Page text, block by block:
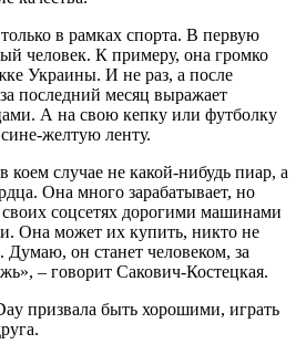
в рамках спорта. В первую
человек. К примеру, она громко
Украины. И не раз, а после
последний месяц выражает
А на свою кепку или футболку
желтую ленту.
коем случае не какой-нибудь пиар, а
Она много зарабатывает, но
своих соцсетях дорогими машинами
Она может их купить, никто не
Думаю, он станет человеком, за
– говорит Сакович-Костецкая.
призвала быть хорошими, играть